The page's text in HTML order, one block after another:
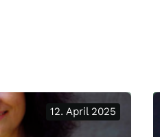
12. April 2025